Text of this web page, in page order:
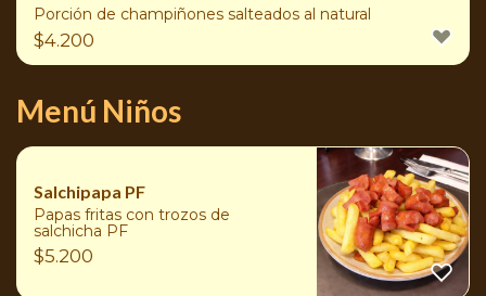
Porción de champiñones salteados al natural
$4.200
Menú Niños
Salchipapa PF
Papas fritas con trozos de
salchicha PF
$5.200